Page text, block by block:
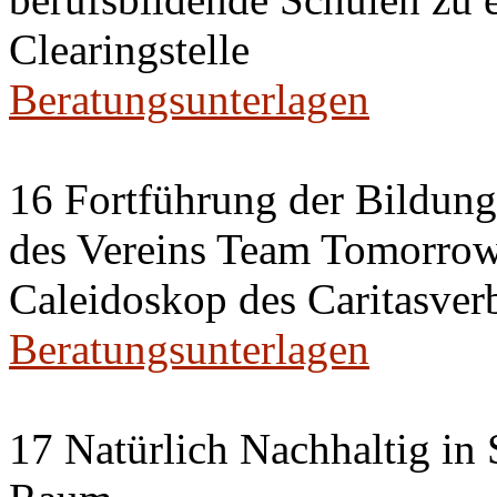
Clearingstelle
Beratungsunterlagen
16 Fortführung der
des Vereins Team
Caleidoskop des
Beratungsunterlagen
17 Natürlich Nachhaltig in